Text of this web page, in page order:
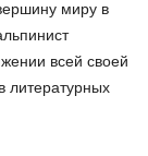
миру в
всей своей
литературных